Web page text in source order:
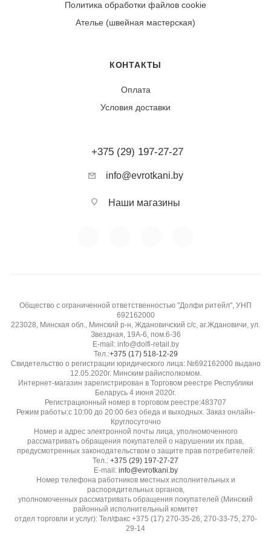
Ткань обладает высокой износостойкостью. После
первой стирки возможна незначительная усадка (2-
переплетение полотна гарантирует устойчивость к
Матовая, плотная
Низкая
Гладкость / скользкость:
Удобна в раскрое, не скользит
Прозрачность:
Непрозрачная
Устойчивость к пиллингу:
Высокая, не скатывается
Бренд / производитель:
Diffusione Tessile S.r.l.
Поставщик / импортёр:
ООО "Долфи ритейл", ул. Звёздная, 19А-9, пом. 9-46,
Политика обработки файлов cookie
Ателье (швейная мастерская)
КОНТАКТЫ
Оплата
Условия доставки
+375 (29) 197-27-27
info@evrotkani.by
Наши магазины
Общество с ограниченной ответственностью "Долфи ритейл", УНП
692162000
223028, Минская обл., Минский р-н, Ждановичский с/с, аг.Ждановичи, ул.
Звездная, 19А-6, пом.6-36
E-mail: info@dolfi-retail.by
Тел.:+375 (17) 518-12-29
Свидетельство о регистрации юридического лица: №692162000 выдано
12.05.2020г. Минским райисполкомом.
Интернет-магазин зарегистрирован в Торговом реестре Республики
Беларусь 4 июня 2020г.
Регистрационный номер в торговом реестре:483707
Режим работы:с 10:00 до 20:00 без обеда и выходных. Заказ онлайн-
Круглосуточно
Номер и адрес электронной почты лица, уполномоченного
рассматривать обращения покупателей о нарушении их прав,
предусмотренных законодательством о защите прав потребителей:
Тел.: +375 (29) 197-27-27
E-mail: info@evrotkani.by
Номер телефона работников местных исполнительных и
распорядительных органов,
уполномоченных рассматривать обращения покупателей (Минский
районный исполнительный комитет
отдел торговли и услуг): Тел/факс +375 (17) 270-35-26, 270-33-75, 270-
29-14